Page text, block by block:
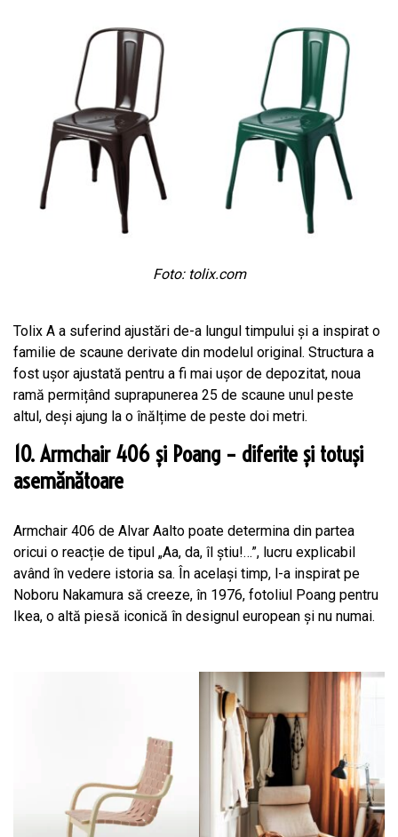
Foto: tolix.com
Tolix A a suferind ajustări de-a lungul timpului și a inspirat o
familie de scaune derivate din modelul original. Structura a
fost ușor ajustată pentru a fi mai ușor de depozitat, noua
ramă permițând suprapunerea 25 de scaune unul peste
altul, deși ajung la o înălțime de peste doi metri.
10. Armchair 406 și Poang – diferite și totuși
asemănătoare
Armchair 406 de Alvar Aalto poate determina din partea
oricui o reacție de tipul „Aa, da, îl știu!…”, lucru explicabil
având în vedere istoria sa. În același timp, l-a inspirat pe
Noboru Nakamura să creeze, în 1976, fotoliul Poang pentru
Ikea, o altă piesă iconică în designul european și nu numai.